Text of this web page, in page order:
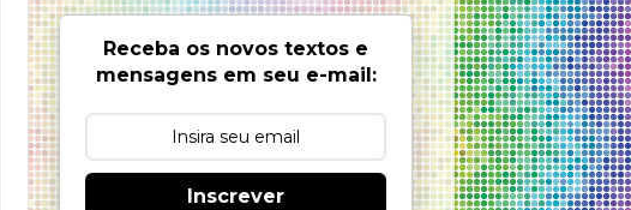
Receba os novos textos e
mensagens em seu e-mail:
Inscrever